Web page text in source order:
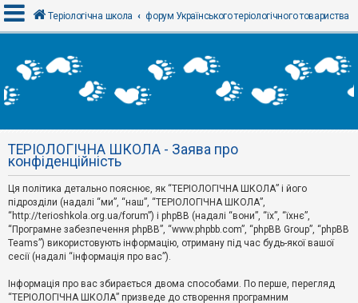
х
і
Р
е
с
т
р
а
ц
і
я
Теріологічна школа форум Українського теріологічного товариства
ТЕРІОЛОГІЧНА ШКОЛА - Заява про
конфіденційність
Ця політика детально пояснює, як “ТЕРІОЛОГІЧНА ШКОЛА” і його
підрозділи (надалі “ми”, “наш”, “ТЕРІОЛОГІЧНА ШКОЛА”,
“http://terioshkola.org.ua/forum”) і phpBB (надалі “вони”, “їх”, “їхнє”,
“Програмне забезпечення phpBB”, “www.phpbb.com”, “phpBB Group”, “phpBB
Teams”) використовують інформацію, отриману під час будь-якої вашої
сесії (надалі “інформація про вас”).
Інформація про вас збирається двома способами. По перше, перегляд
“ТЕРІОЛОГІЧНА ШКОЛА” призведе до створення програмним